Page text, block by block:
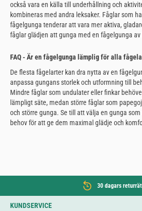
också vara en källa till underhållning och
kombineras med andra leksaker. Fåglar som
fågelgunga tenderar att vara mer aktiva,
fåglar glädjen att gunga med en fågelgunga
FAQ - Är en fågelgunga lämplig för alla
De flesta fågelarter kan dra nytta av en
anpassa gungans storlek och utformning till
Mindre fåglar som undulater eller finkar
lämpligt säte, medan större fåglar som
och större gunga. Se till att välja en gunga
behov för att ge dem maximal glädje och
30 dagars
KUNDSERVICE